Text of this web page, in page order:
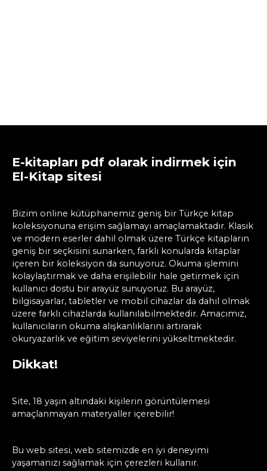
E-kitapları pdf olarak indirmek için
El-Kitap sitesi
Bizim online kütüphanemiz geniş bir Türkçe kitap
koleksiyonuna erişim sağlamayı amaçlamaktadır. Klasik
ve modern eserler dahil olmak üzere Türkçe kitapların
geniş bir seçkisini sunarken, farklı konularda kitaplar
içeren bir koleksiyon da sunuyoruz. Okuma işlemini
kolaylaştırmak ve daha erişilebilir hale getirmek için
kullanıcı dostu bir arayüz sunuyoruz. Bu arayüz,
bilgisayarlar, tabletler ve mobil cihazlar da dahil olmak
üzere farklı cihazlarda kullanılabilmektedir. Amacımız,
kullanıcıların okuma alışkanlıklarını artırarak
okuryazarlık ve eğitim seviyelerini yükseltmektedir.
Dikkat!
Site, 18 yaşın altındaki kişilerin görüntülemesi
amaçlanmayan materyaller içerebilir!
Bu web sitesi, web sitemizde en iyi deneyimi
yaşamanızı sağlamak için çerezleri kullanır.